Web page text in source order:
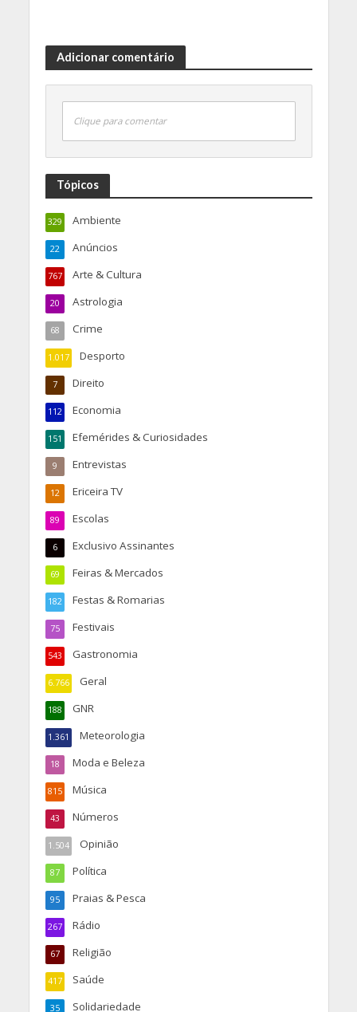
Adicionar comentário
Clique para comentar
Tópicos
Ambiente
329
Anúncios
22
Arte & Cultura
767
Astrologia
20
Crime
68
Desporto
1.017
Direito
7
Economia
112
Efemérides & Curiosidades
151
Entrevistas
9
Ericeira TV
12
Escolas
89
Exclusivo Assinantes
6
Feiras & Mercados
69
Festas & Romarias
182
Festivais
75
Gastronomia
543
Geral
6.766
GNR
188
Meteorologia
1.361
Moda e Beleza
18
Música
815
Números
43
Opinião
1.504
Política
87
Praias & Pesca
95
Rádio
267
Religião
67
Saúde
417
Solidariedade
35